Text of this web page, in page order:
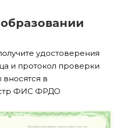
удостоверения
и протокол проверки
в
ФИС ФРДО